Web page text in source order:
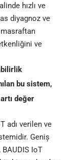
hızlı ve
diyagnoz ve
ve
bu sistem,
değer
adı verilen ve
Geniș
IoT